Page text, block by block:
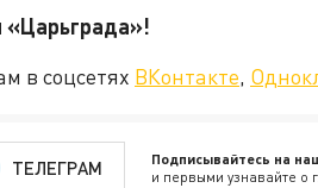
«Царьграда»!
в соцсетях ВКонтакте,
ТЕЛЕГРАМ Подписывайтесь на
и первыми узнавайте о